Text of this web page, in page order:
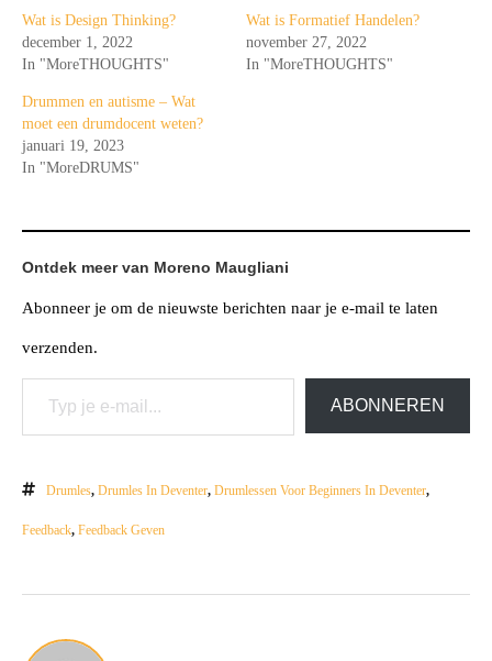
Wat is Design Thinking?
december 1, 2022
In "MoreTHOUGHTS"
Wat is Formatief Handelen?
november 27, 2022
In "MoreTHOUGHTS"
Drummen en autisme – Wat
moet een drumdocent weten?
januari 19, 2023
In "MoreDRUMS"
Ontdek meer van Moreno Maugliani
Abonneer je om de nieuwste berichten naar je e-mail te laten
verzenden.
Typ je e-mail...
ABONNEREN
Drumles, Drumles In Deventer, Drumlessen Voor Beginners In Deventer,
Feedback, Feedback Geven